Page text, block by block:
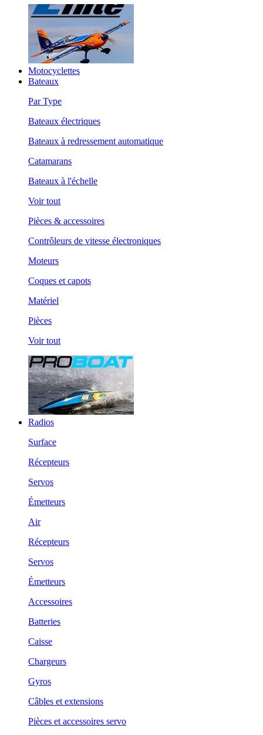
Motocyclettes
Bateaux
Par Type
Bateaux électriques
Bateaux à redressement automatique
Catamarans
Bateaux à l'échelle
Voir tout
Pièces & accessoires
Contrôleurs de vitesse électroniques
Moteurs
Coques et capots
Matériel
Pièces
Voir tout
Radios
Surface
Récepteurs
Servos
Émetteurs
Air
Récepteurs
Servos
Émetteurs
Accessoires
Batteries
Caisse
Chargeurs
Gyros
Câbles et extensions
Pièces et accessoires servo